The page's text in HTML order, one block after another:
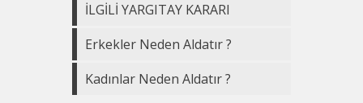
İLGİLİ YARGITAY KARARI
Erkekler Neden Aldatır ?
Kadınlar Neden Aldatır ?